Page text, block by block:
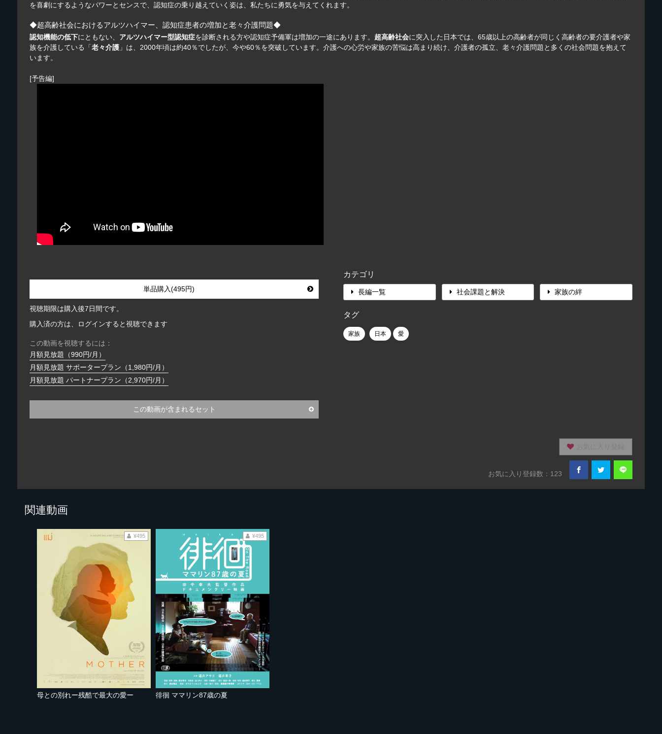
を喜劇にするようなパワーとセンスで、認知症の乗り越えていく姿は、私たちに勇気を与えてくれます。
◆超高齢社会におけるアルツハイマー、認知症患者の増加と老々介護問題◆
認知機能の低下にともない、 アルツハイマー型認知症を診断される方や認知症予備軍は増加の一途にあります。 超高齢社会に突入した日本では、65歳以上の高齢者が同じく高齢者の要介護者や家
族を介護している「老々介護 」は、2000年頃は約40％でしたが、今や60％を突破しています。介護への心労や家族の苦悩は高まり続け、介護者の孤立、老々介護問題と多くの社会問題を抱えて
います。
[予告編]
単品購入(495円)
視聴期限は購入後7日間です。
購入済の方は、ログインすると視聴できます
この動画を視聴するには：
月額見放題（990円/月）
月額見放題 サポータープラン（1,980円/月）
月額見放題 パートナープラン（2,970円/月）
この動画が含まれるセット
カテゴリ
長編一覧 社会課題と解決 家族の絆
タグ
家族 日本 愛
お気に入り登録数：123
関連動画
母との別れー残酷で最大の愛ー
¥495
徘徊 ママリン87歳の夏
¥495